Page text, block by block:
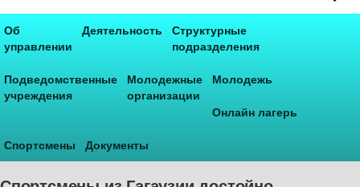
Об
управлении
Деятельность
Структурные
подразделения
Подведомственные
учреждения
Молодежные
организации
Молодежь
Онлайн лагерь
Спортсмены Документы